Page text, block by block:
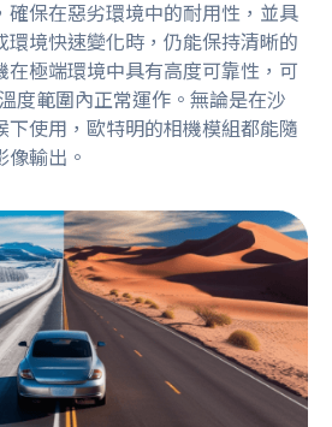
確保在惡劣環境中的耐用性，並具
環境快速變化時，仍能保持清晰的
在極端環境中具有高度可靠性，可
度範圍內正常運作。無論是在沙
下使用，歐特明的相機模組都能隨
像輸出。